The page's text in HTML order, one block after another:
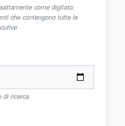
come digitato;
che contengono tutte le
di ricerca